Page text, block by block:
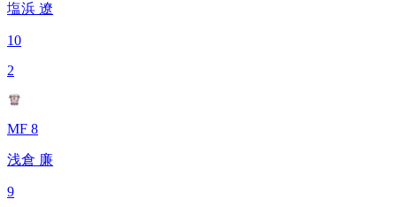
塩浜 遼
10
2
MF 8
浅倉 廉
9